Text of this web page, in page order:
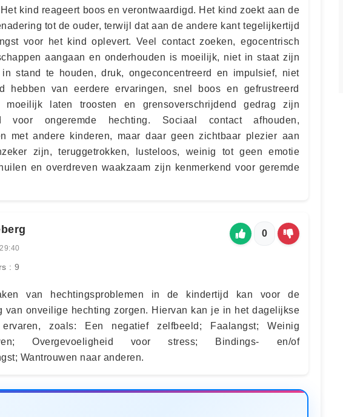
kind reageert boos en verontwaardigd. Het kind zoekt aan de
tot de ouder, terwijl dat aan de andere kant tegelijkertijd
voor het kind oplevert. Veel contact zoeken, egocentrisch
aangaan en onderhouden is moeilijk, niet in staat zijn
stand te houden, druk, ongeconcentreerd en impulsief, niet
hebben van eerdere ervaringen, snel boos en gefrustreerd
moeilijk laten troosten en grensoverschrijdend gedrag zijn
voor ongeremde hechting. Sociaal contact afhouden,
met andere kinderen, maar daar geen zichtbaar plezier aan
zijn, teruggetrokken, lusteloos, weinig tot geen emotie
en overdreven waakzaam zijn kenmerkend voor geremde
: 9
0
van hechtingsproblemen in de kindertijd kan voor de
van onveilige hechting zorgen. Hiervan kan je in het dagelijkse
zoals: Een negatief zelfbeeld; Faalangst; Weinig
Overgevoeligheid voor stress; Bindings- en/of
Wantrouwen naar anderen.